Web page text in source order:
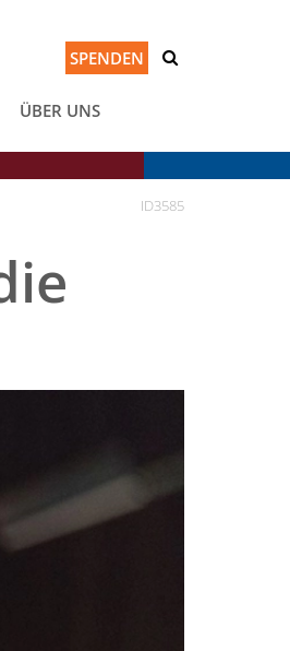
SPENDEN
ÜBER UNS
ID3585